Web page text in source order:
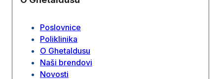
Poslovnice
Poliklinika
O Ghetaldusu
Naši brendovi
Novosti